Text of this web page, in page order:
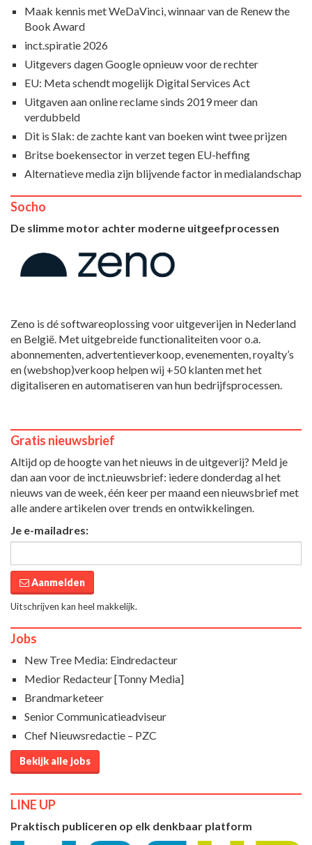
Maak kennis met WeDaVinci, winnaar van de Renew the
Book Award
inct.spiratie 2026
Uitgevers dagen Google opnieuw voor de rechter
EU: Meta schendt mogelijk Digital Services Act
Uitgaven aan online reclame sinds 2019 meer dan
verdubbeld
Dit is Slak: de zachte kant van boeken wint twee prijzen
Britse boekensector in verzet tegen EU-heffing
Alternatieve media zijn blijvende factor in medialandschap
Socho
De slimme motor achter moderne uitgeefprocessen
Zeno is dé softwareoplossing voor uitgeverijen in Nederland
en België. Met uitgebreide functionaliteiten voor o.a.
abonnementen, advertentieverkoop, evenementen, royalty’s
en (webshop)verkoop helpen wij +50 klanten met het
digitaliseren en automatiseren van hun bedrijfsprocessen.
Gratis nieuwsbrief
Altijd op de hoogte van het nieuws in de uitgeverij? Meld je
dan aan voor de inct.nieuwsbrief: iedere donderdag al het
nieuws van de week, één keer per maand een nieuwsbrief met
alle andere artikelen over trends en ontwikkelingen.
Je e-mailadres:
Aanmelden
Uitschrijven kan heel makkelijk.
Jobs
New Tree Media: Eindredacteur
Medior Redacteur [Tonny Media]
Brandmarketeer
Senior Communicatieadviseur
Chef Nieuwsredactie – PZC
Bekijk alle jobs
LINE UP
Praktisch publiceren op elk denkbaar platform